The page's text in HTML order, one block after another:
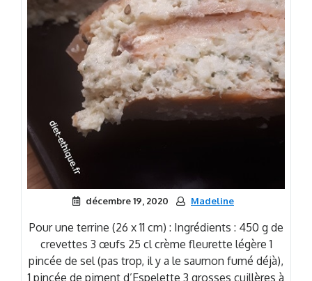
décembre 19, 2020 Madeline
Pour une terrine (26 x 11 cm) : Ingrédients : 450 g de
crevettes 3 œufs 25 cl crème fleurette légère 1
pincée de sel (pas trop, il y a le saumon fumé déjà),
1 pincée de piment d’Espelette 3 grosses cuillères à